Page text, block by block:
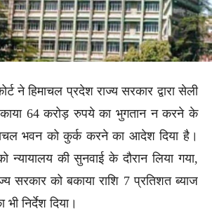
ने हिमाचल प्रदेश राज्य सरकार द्वारा सेली
64 करोड़ रुपये का भुगतान न करने के
भवन को कुर्क करने का आदेश दिया है।
न्यायालय की सुनवाई के दौरान लिया गया,
सरकार को बकाया राशि 7 प्रतिशत ब्याज
निर्देश दिया।